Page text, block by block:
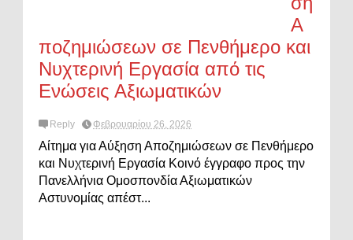
Α
ποζημιώσεων σε Πενθήμερο και
Νυχτερινή Εργασία από τις
Ενώσεις Αξιωματικών
Reply Φεβρουαρίου 26, 2026
Αίτημα για Αύξηση Αποζημιώσεων σε Πενθήμερο
και Νυχτερινή Εργασία Κοινό έγγραφο προς την
Πανελλήνια Ομοσπονδία Αξιωματικών
Αστυνομίας απέστ...